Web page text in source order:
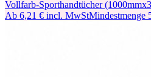
Vollfarb-Sporthandtücher
Ab 6,21 € incl. MwStMindestmenge